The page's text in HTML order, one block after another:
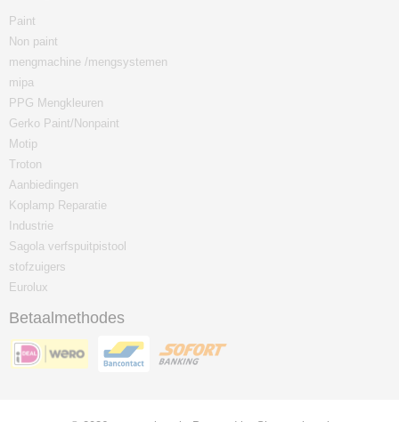
Paint
Non paint
mengmachine /mengsystemen
mipa
PPG Mengkleuren
Gerko Paint/Nonpaint
Motip
Troton
Aanbiedingen
Koplamp Reparatie
Industrie
Sagola verfspuitpistool
stofzuigers
Eurolux
Betaalmethodes